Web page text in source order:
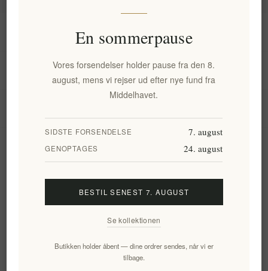
Min konto
Tilmeld Frameld
En sommerpause
Vores forsendelser holder pause fra den 8.
august, mens vi rejser ud efter nye fund fra
Middelhavet.
SIDSTE FORSENDELSE 7. august
GENOPTAGES 24. august
BESTIL SENEST 7. AUGUST
Se kollektionen
Butikken holder åbent — dine ordrer sendes, når vi er
tilbage.